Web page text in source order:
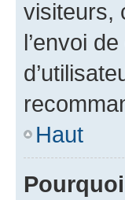
visiteurs,
l’envoi
Haut